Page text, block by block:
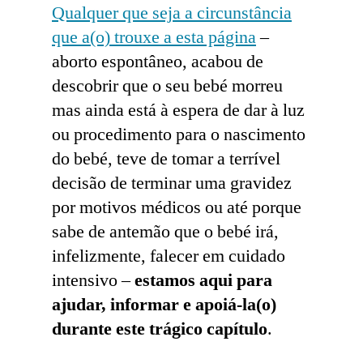
Qualquer que seja a circunstância
que a(o) trouxe a esta página–
aborto espontâneo, acabou de
descobrir que o seu bebé morreu
mas ainda está à espera de dar à luz
ou procedimento para o nascimento
do bebé, teve de tomar a terrível
decisão de terminar uma gravidez
por motivos médicos ou até porque
sabe de antemão que o bebé irá,
infelizmente, falecer em cuidado
intensivo –estamos aqui para
ajudar, informar e apoiá-la(o)
durante este trágico capítulo.